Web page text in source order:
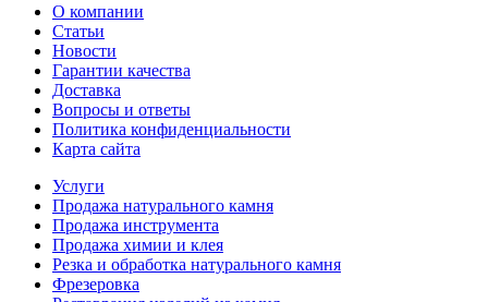
О компании
Статьи
Новости
Гарантии качества
Доставка
Вопросы и ответы
Политика конфиденциальности
Карта сайта
Услуги
Продажа натурального камня
Продажа инструмента
Продажа химии и клея
Резка и обработка натурального камня
Фрезеровка